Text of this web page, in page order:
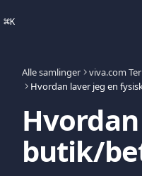
⌘K
Alle samlinger viva.com
butik/